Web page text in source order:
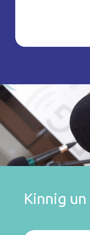
Kinnig un